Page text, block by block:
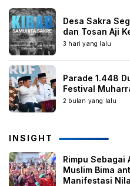
Desa Sakra
dan Tosan Aji
3 hari yang lalu
Parade 1.448
Festival
2 bulan yang lalu
INSIGHT
Rimpu Sebagai
Muslim Bima
Manifestasi